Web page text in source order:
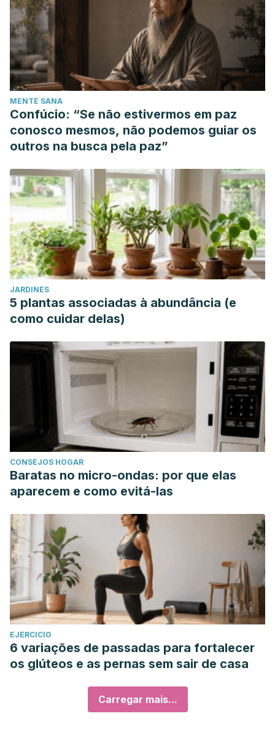
MENTE SANA
Confúcio: “Se não estivermos em paz
conosco mesmos, não podemos guiar os
outros na busca pela paz”
JARDINES
5 plantas associadas à abundância (e
como cuidar delas)
CONSEJOS HOGAR
Baratas no micro-ondas: por que elas
aparecem e como evitá-las
EJERCICIO
6 variações de passadas para fortalecer
os glúteos e as pernas sem sair de casa
Carregar mais...